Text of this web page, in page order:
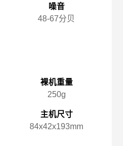
噪音
48-67分贝
裸机重量
250g
主机尺寸
84x️42x️193mm